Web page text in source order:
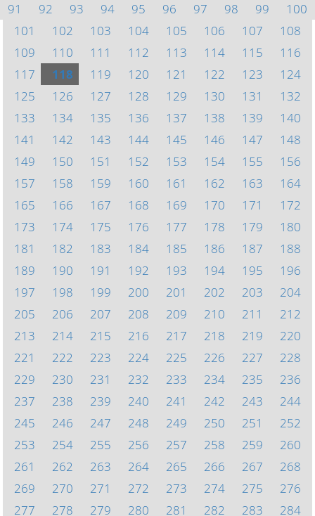
91
92 93 94 95 96 97 98 99
100
101
102 103 104 105 106 107
108
109
110 111 112 113 114 115
116
117
118 119 120 121 122 123
124
125
126 127 128 129 130 131
132
133
134 135 136 137 138 139
140
141
142 143 144 145 146 147
148
149
150 151 152 153 154 155
156
157
158 159 160 161 162 163
164
165
166 167 168 169 170 171
172
173
174 175 176 177 178 179
180
181
182 183 184 185 186 187
188
189
190 191 192 193 194 195
196
197
198 199 200 201 202 203
204
205
206 207 208 209 210 211
212
213
214 215 216 217 218 219
220
221
222 223 224 225 226 227
228
229
230 231 232 233 234 235
236
237
238 239 240 241 242 243
244
245
246 247 248 249 250 251
252
253
254 255 256 257 258 259
260
261
262 263 264 265 266 267
268
269
270 271 272 273 274 275
276
277
278 279 280 281 282 283
284